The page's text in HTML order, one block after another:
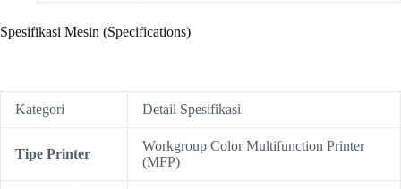
Spesifikasi Mesin (Specifications)
Kategori Detail Spesifikasi
Tipe Printer
Workgroup Color Multifunction Printer
(MFP)